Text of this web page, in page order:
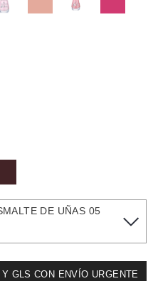
DE UÑAS 05
GLS CON ENVÍO URGENTE